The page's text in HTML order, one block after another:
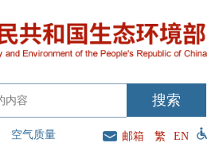
空气质量 邮箱 繁 EN